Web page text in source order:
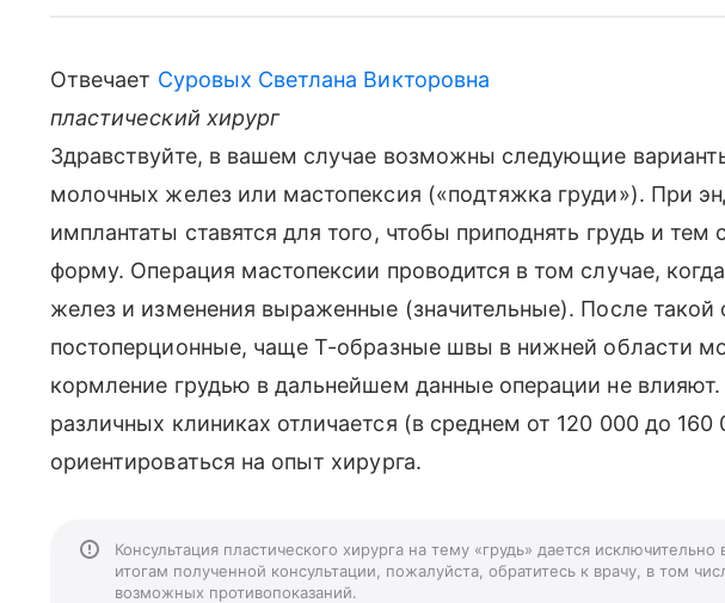
Отвечает Суровых Светлана Викторовна
пластический хирург
Здравствуйте, в вашем случае возможны следующие
молочных желез или мастопексия («подтяжка груди»). При
имплантаты ставятся для того, чтобы приподнять грудь и
форму. Операция мастопексии проводится в том случае,
желез и изменения выраженные (значительные). После такой
постоперционные, чаще Т-образные швы в нижней области
кормление грудью в дальнейшем данные операции не
различных клиниках отличается (в среднем от 120 000 до
ориентироваться на опыт хирурга.
Консультация пластического хирурга на тему «грудь» дается
итогам полученной консультации, пожалуйста, обратитесь к врачу, в том
возможных противопоказаний.